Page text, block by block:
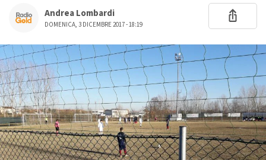
Andrea Lombardi
DOMENICA, 3 DICEMBRE 2017 - 18:19